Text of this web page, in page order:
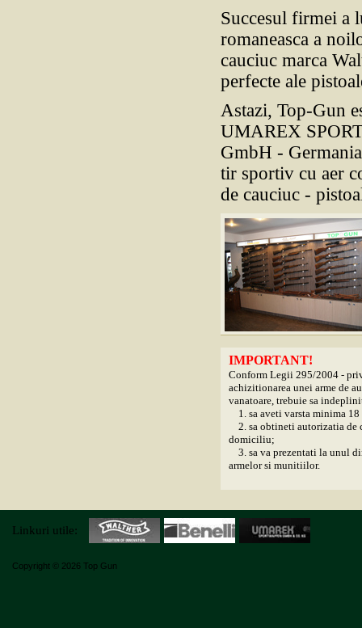
Succesul firmei a
romaneasca a
cauciuc marca
perfecte ale
Astazi, Top-Gun
UMAREX
GmbH -
tir sportiv cu aer
de cauciuc -
IMPORTANT!
Conform Legii 295/2004 -
achizitionarea unei arme de
vanatoare, trebuie sa
1. sa aveti varsta minima
2. sa obtineti autorizatia de
domiciliu;
3. sa va prezentati la unul
armelor si munitiilor.
Linkuri utile:
Copyright © 2026 Top Gun